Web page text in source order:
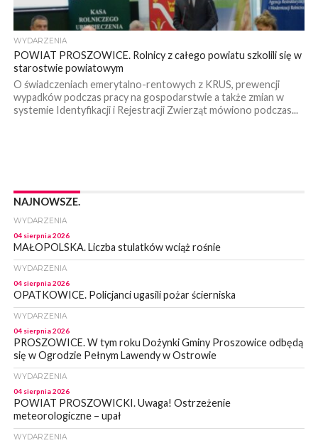
WYDARZENIA
POWIAT PROSZOWICE. Rolnicy z całego powiatu szkolili się w
starostwie powiatowym
O świadczeniach emerytalno-rentowych z KRUS, prewencji
wypadków podczas pracy na gospodarstwie a także zmian w
systemie Identyfikacji i Rejestracji Zwierząt mówiono podczas...
NAJNOWSZE.
WYDARZENIA
04 sierpnia 2026
MAŁOPOLSKA. Liczba stulatków wciąż rośnie
WYDARZENIA
04 sierpnia 2026
OPATKOWICE. Policjanci ugasili pożar ścierniska
WYDARZENIA
04 sierpnia 2026
PROSZOWICE. W tym roku Dożynki Gminy Proszowice odbędą
się w Ogrodzie Pełnym Lawendy w Ostrowie
WYDARZENIA
04 sierpnia 2026
POWIAT PROSZOWICKI. Uwaga! Ostrzeżenie
meteorologiczne – upał
WYDARZENIA